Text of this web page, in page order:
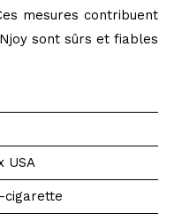
mesures contribuent
sont sûrs et fiables
USA
cigarette